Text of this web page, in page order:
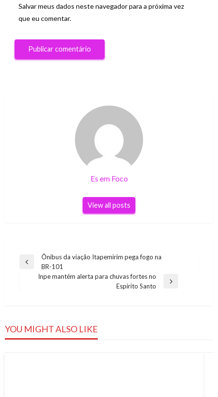
Salvar meus dados neste navegador para a próxima vez
que eu comentar.
Es em Foco
View all posts
Navegação
Previous
Ônibus da viação Itapemirim pega fogo na
BR-101
Inpe mantém alerta para chuvas fortes no
Espírito Santo
YOU MIGHT ALSO LIKE